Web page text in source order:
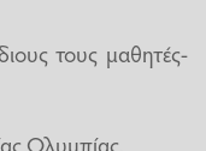
τους μαθητές-
Ολυμπίας.